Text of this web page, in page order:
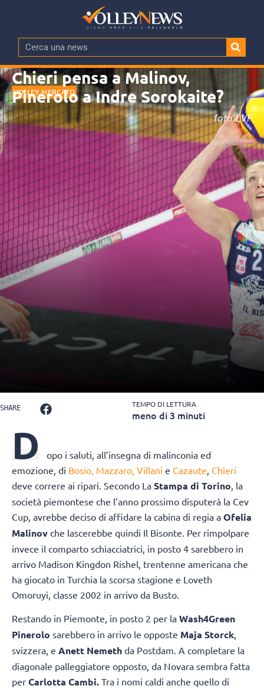
VOLLEY MERCATO
Chieri pensa a Malinov,
Pinerolo a Indre Sorokaite?
foto LVF
SHARE TEMPO DI LETTURA
meno di 3 minuti
D
opo i saluti, all’insegna di malinconia ed
emozione, di Bosio, Mazzaro, Villani e Cazaute, Chieri
deve correre ai ripari. Secondo La Stampa di Torino, la
società piemontese che l’anno prossimo disputerà la Cev
Cup, avrebbe deciso di affidare la cabina di regia a Ofelia
Malinov che lascerebbe quindi Il Bisonte. Per rimpolpare
invece il comparto schiacciatrici, in posto 4 sarebbero in
arrivo Madison Kingdon Rishel, trentenne americana che
ha giocato in Turchia la scorsa stagione e Loveth
Omoruyi, classe 2002 in arrivo da Busto.
Restando in Piemonte, in posto 2 per la Wash4Green
Pinerolo sarebbero in arrivo le opposte Maja Storck,
svizzera, e Anett Nemeth da Postdam. A completare la
diagonale palleggiatore opposto, da Novara sembra fatta
per Carlotta Cambi. Tra i nomi caldi anche quello di